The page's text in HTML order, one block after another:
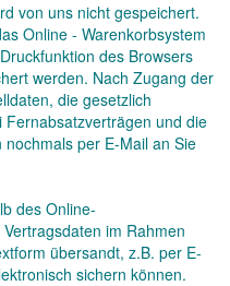
von uns nicht gespeichert.
Online - Warenkorbsystem
des Browsers
werden. Nach Zugang der
die gesetzlich
und die
per E-Mail an Sie
des Online-
im Rahmen
übersandt, z.B. per E-
sichern können.